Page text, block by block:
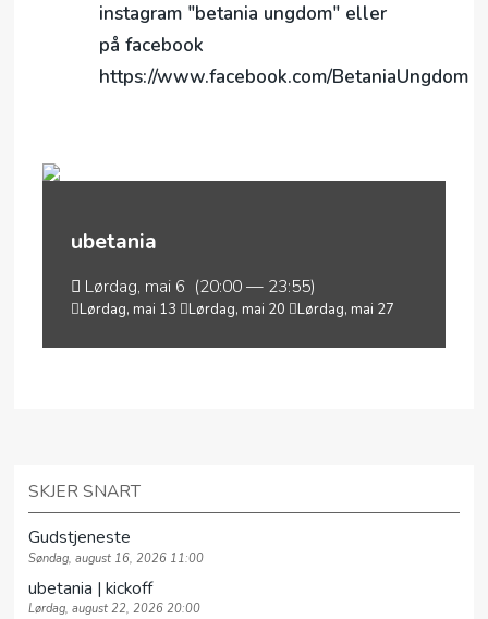
instagram "betania ungdom" eller
på facebook
https://www.facebook.com/BetaniaUngdom
ubetania
Lørdag, mai 6 (20:00 — 23:55)
Lørdag, mai 13 Lørdag, mai 20 Lørdag, mai 27
SKJER SNART
Gudstjeneste
Søndag, august 16, 2026 11:00
ubetania | kickoff
Lørdag, august 22, 2026 20:00